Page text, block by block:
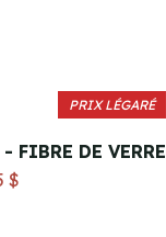
PRIX LÉGARÉ
FIBRE DE VERRE
$